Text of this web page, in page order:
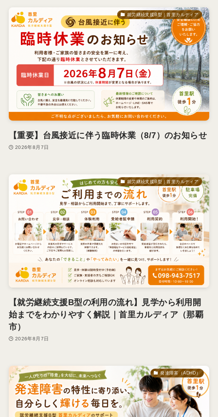
就労継続支援B型｜首里カルディア
【重要】台風接近に伴う臨時休業（8/7）のお知らせ
2026年8月7日
就労継続支援B型｜首里カルディア
【就労継続支援B型の利用の流れ】見学から利用開
始までをわかりやすく解説｜首里カルディア（那覇
市）
2026年8月7日
発達障害（ADHD）